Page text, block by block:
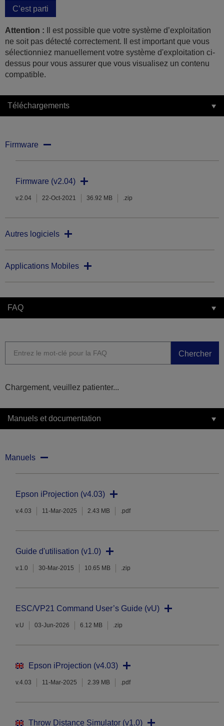
C’est parti
Attention : Il est possible que votre système d’exploitation
ne soit pas détecté correctement. Il est important que vous
sélectionniez manuellement votre système d'exploitation ci-
dessus pour vous assurer que vous visualisez un contenu
compatible.
Téléchargements
Firmware
Firmware (v2.04)
v.2.04 22-Oct-2021 36.92 MB .zip
Autres logiciels
Applications Mobiles
FAQ
Chercher
Chargement, veuillez patienter...
Manuels et documentation
Manuels
Epson iProjection (v4.03)
v.4.03 11-Mar-2025 2.43 MB .pdf
Guide d'utilisation (v1.0)
v.1.0 30-Mar-2015 10.65 MB .zip
ESC/VP21 Command User’s Guide (vU)
v.U 03-Jun-2026 6.12 MB .zip
Epson iProjection (v4.03)
v.4.03 11-Mar-2025 2.39 MB .pdf
Throw Distance Simulator (v1.0)